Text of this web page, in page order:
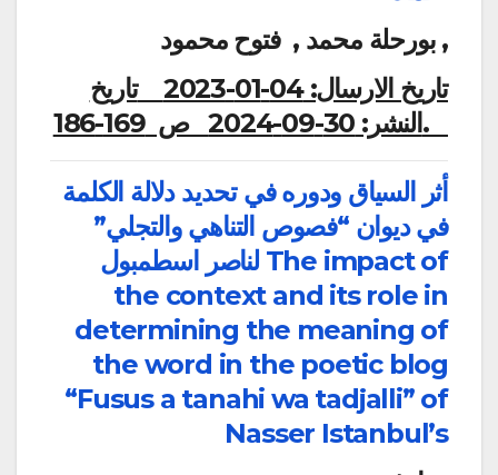
بورحلة محمد , فتوح محمود ,
تاريخ الارسال:04-01-2023
تاريخ
النشر: 30-09-2024 ص 169-186.
أثر السياق ودوره في تحديد دلالة الكلمة
في ديوان “فصوص التناهي والتجلي”
لناصر اسطمبول The impact of
the context and its role in
determining the meaning of
the word in the poetic blog
“Fusus a tanahi wa tadjalli” of
Nasser Istanbul’s